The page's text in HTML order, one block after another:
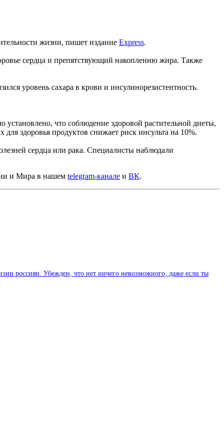
жизни, пишет издание Express.
сердца и препятствующий накоплению жира. Также
уровень сахара в крови и инсулинорезистентность.
установлено, что соблюдение здоровой растительной диеты,
здоровья продуктов снижает риск инсульта на 10%.
сердца или рака. Специалисты наблюдали
и Мира в нашем telegram-канале и ВК.
россиян. Убежден, что нет ничего невозможного, даже если ты